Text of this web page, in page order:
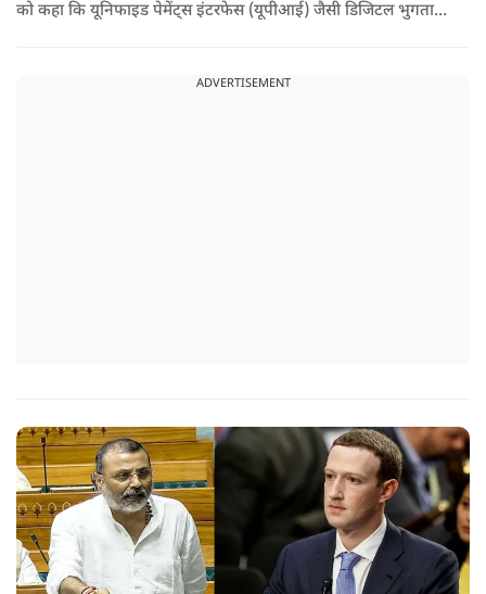
को कहा कि यूनिफाइड पेमेंट्स इंटरफेस (यूपीआई) जैसी डिजिटल भुगतान
ADVERTISEMENT